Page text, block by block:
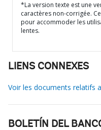
*La version texte est une
caractères non-corrigée.
pour accommoder les
lentes.
LIENS CONNEXES
Voir les documents relatifs
BOLETÍN DEL